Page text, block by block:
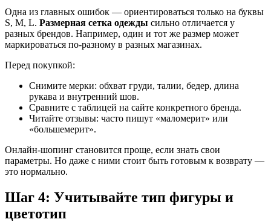
Одна из главных ошибок — ориентироваться только на буквы
S, M, L. Размерная сетка одежды сильно отличается у
разных брендов. Например, один и тот же размер может
маркироваться по-разному в разных магазинах.
Перед покупкой:
Снимите мерки: обхват груди, талии, бедер, длина
рукава и внутренний шов.
Сравните с таблицей на сайте конкретного бренда.
Читайте отзывы: часто пишут «маломерит» или
«большемерит».
Онлайн-шопинг становится проще, если знать свои
параметры. Но даже с ними стоит быть готовым к возврату —
это нормально.
Шаг 4: Учитывайте тип фигуры и
цветотип